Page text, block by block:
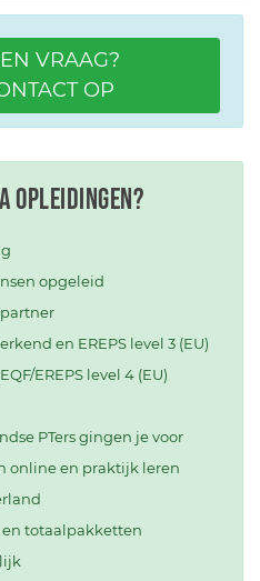
VRAAG?
OP
opleidingen?
opgeleid
en EREPS level 3 (EU)
EREPS level 4 (EU)
PTers gingen je voor
online en praktijk leren
totaalpakketten